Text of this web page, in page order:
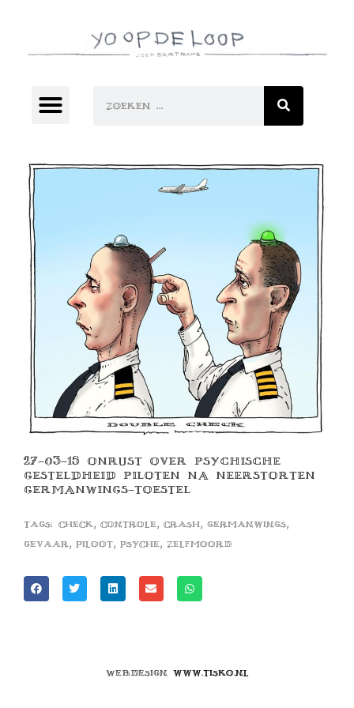
27-03-15 ONRUST OVER PSYCHISCHE
GESTELDHEID PILOTEN NA NEERSTORTEN
GERMANWINGS-TOESTEL
Tags: check, controle, crash, germanwings,
gevaar, piloot, psyche, zelfmoord
Webdesign www.tisko.nl